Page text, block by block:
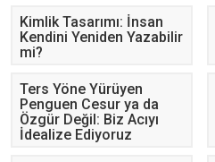
Kimlik Tasarımı: İnsan
Kendini Yeniden Yazabilir
mi?
Ters Yöne Yürüyen
Penguen Cesur ya da
Özgür Değil: Biz Acıyı
İdealize Ediyoruz